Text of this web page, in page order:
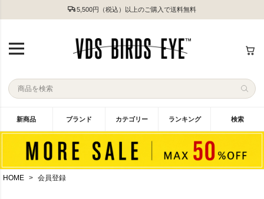
5,500円（税込）以上のご購入で送料無料
新商品 ブランド カテゴリー ランキング 検索
HOME 会員登録